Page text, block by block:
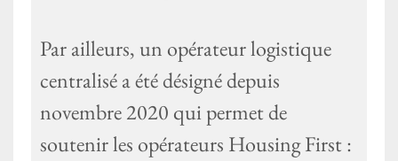
Par ailleurs, un opérateur logistique
centralisé a été désigné depuis
novembre 2020 qui permet de
soutenir les opérateurs Housing First :